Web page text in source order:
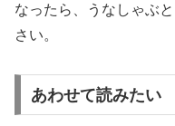
なったら、うなしゃぶ
さい。
あわせて読みたい